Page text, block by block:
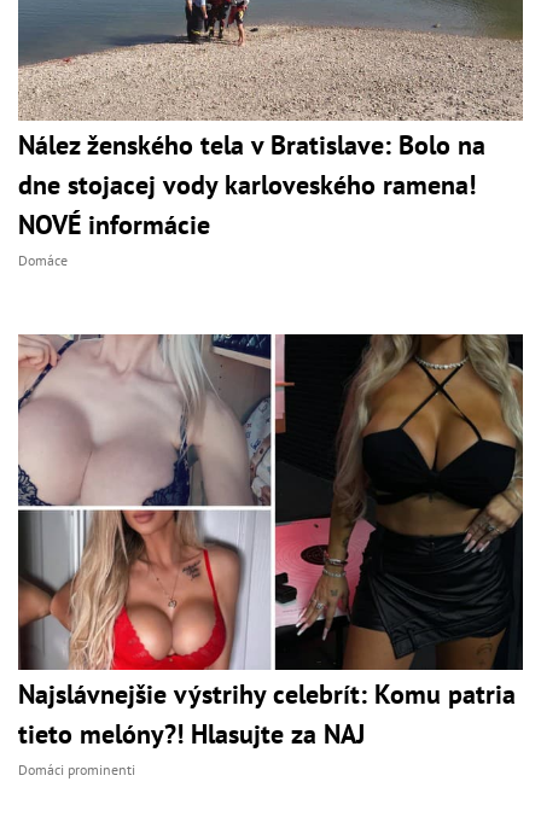
Nález ženského tela v Bratislave: Bolo na
dne stojacej vody karloveského ramena!
NOVÉ informácie
Domáce
Najslávnejšie výstrihy celebrít: Komu patria
tieto melóny?! Hlasujte za NAJ
Domáci prominenti